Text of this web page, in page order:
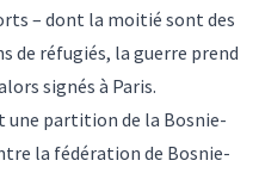
– dont la moitié sont des
de réfugiés, la guerre prend
signés à Paris.
une partition de la Bosnie-
la fédération de Bosnie-